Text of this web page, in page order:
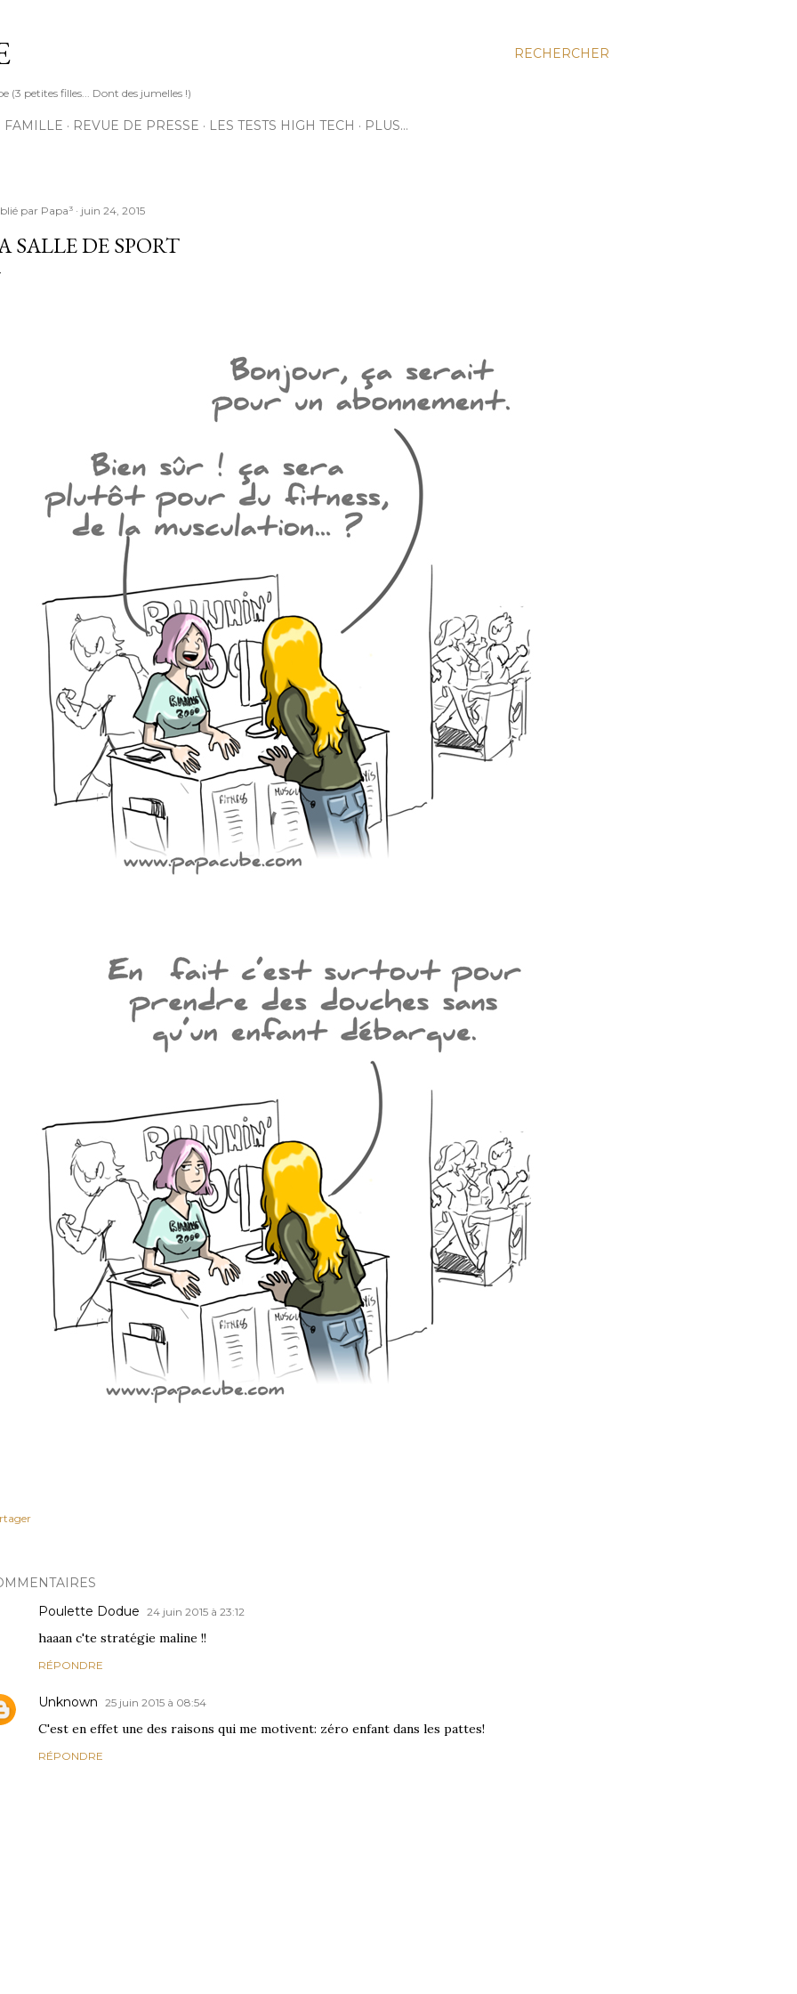
RECHERCHER
(3 petites filles... Dont des jumelles !)
FAMILLE REVUE DE PRESSE LES TESTS HIGH TECH PLUS…
par Papa³ juin 24, 2015
SALLE DE SPORT
Poulette Dodue 24 juin 2015 à 23:12
haaan c'te stratégie maline !!
RÉPONDRE
Unknown 25 juin 2015 à 08:54
C'est en effet une des raisons qui me motivent: zéro enfant dans les pattes!
RÉPONDRE